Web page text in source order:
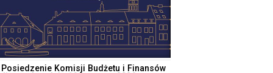
Posiedzenie Komisji Budżetu i Finansów